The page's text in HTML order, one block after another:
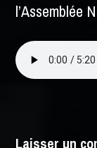
l’Assemblée
Laisser un